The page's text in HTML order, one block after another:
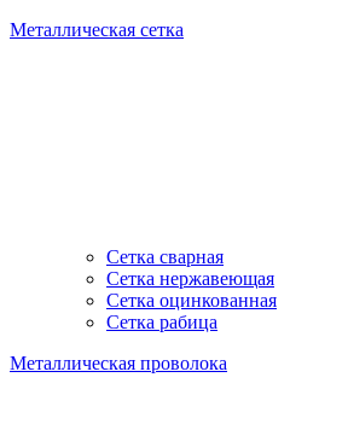
Металлическая сетка
Сетка сварная
Сетка нержавеющая
Сетка оцинкованная
Сетка рабица
Металлическая проволока